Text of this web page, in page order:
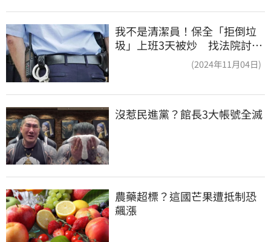
我不是清潔員！保全「拒倒垃
圾」上班3天被炒 找法院討公
(2024年11月04日)
沒惹民進黨？館長3大帳號全滅
農藥超標？這國芒果遭抵制恐
飆漲